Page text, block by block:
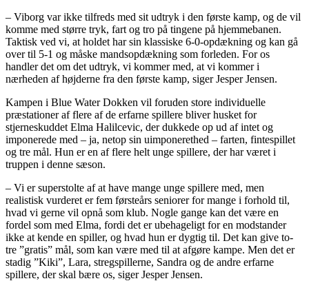
– Viborg var ikke tilfreds med sit udtryk i den første kamp, og de vil
komme med større tryk, fart og tro på tingene på hjemmebanen.
Taktisk ved vi, at holdet har sin klassiske 6-0-opdækning og kan gå
over til 5-1 og måske mandsopdækning som forleden. For os
handler det om det udtryk, vi kommer med, at vi kommer i
nærheden af højderne fra den første kamp, siger Jesper Jensen.
Kampen i Blue Water Dokken vil foruden store individuelle
præstationer af flere af de erfarne spillere bliver husket for
stjerneskuddet Elma Halilcevic, der dukkede op ud af intet og
imponerede med – ja, netop sin uimponerethed – farten, fintespillet
og tre mål. Hun er en af flere helt unge spillere, der har været i
truppen i denne sæson.
– Vi er superstolte af at have mange unge spillere med, men
realistisk vurderet er fem førsteårs seniorer for mange i forhold til,
hvad vi gerne vil opnå som klub. Nogle gange kan det være en
fordel som med Elma, fordi det er ubehageligt for en modstander
ikke at kende en spiller, og hvad hun er dygtig til. Det kan give to-
tre ”gratis” mål, som kan være med til at afgøre kampe. Men det er
stadig ”Kiki”, Lara, stregspillerne, Sandra og de andre erfarne
spillere, der skal bære os, siger Jesper Jensen.